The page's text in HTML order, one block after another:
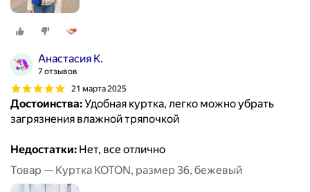
Анастасия К.
7 отзывов
21 марта 2025
Достоинства:Удобная куртка, легко можно убрать
загрязнения влажной тряпочкой
Недостатки: Нет, все отлично
Товар — Куртка KOTON, размер 36, бежевый